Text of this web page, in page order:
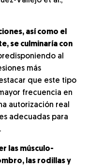
así como el
se culminaría con
al
más
que este tipo
frecuencia en
autorización real
adecuadas para
las músculo-
las rodillas y